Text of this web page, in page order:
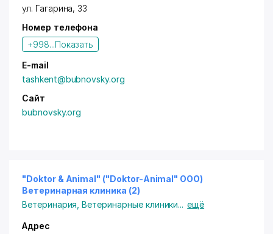
ул. Гагарина, 33
Номер телефона
+998...Показать
E-mail
tashkent@bubnovsky.org
Сайт
bubnovsky.org
"Doktor & Animal" ("Doktor-Animal" ООО)
Ветеринарная клиника (2)
Ветеринария ,Ветеринарные клиники... ещё
Адрес